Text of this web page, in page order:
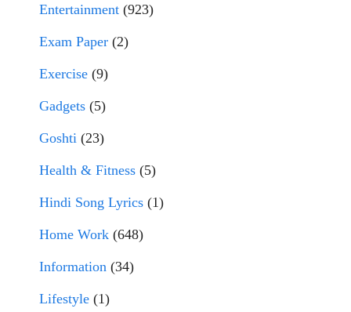
Entertainment (923)
Exam Paper (2)
Exercise (9)
Gadgets (5)
Goshti (23)
Health & Fitness (5)
Hindi Song Lyrics (1)
Home Work (648)
Information (34)
Lifestyle (1)